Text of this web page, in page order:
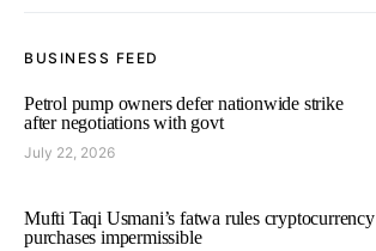
BUSINESS FEED
Petrol pump owners defer nationwide strike
after negotiations with govt
July 22, 2026
Mufti Taqi Usmani’s fatwa rules cryptocurrency
purchases impermissible